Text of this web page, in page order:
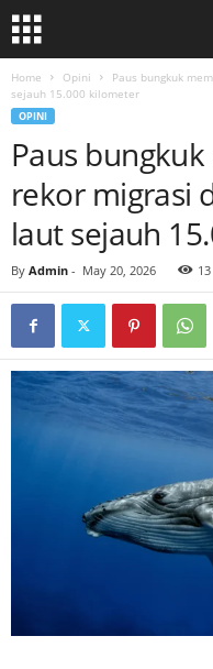
Home Opini
Paus bungkuk
sejauh 15.000 kilometer
OPINI
Paus
rekor migrasi
laut sejauh
By Admin - May 20, 2026 13